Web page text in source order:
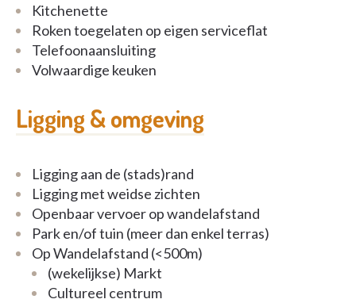
Kitchenette
Roken toegelaten op eigen serviceflat
Telefoonaansluiting
Volwaardige keuken
Ligging & omgeving
Ligging aan de (stads)rand
Ligging met weidse zichten
Openbaar vervoer op wandelafstand
Park en/of tuin (meer dan enkel terras)
Op Wandelafstand (<500m)
(wekelijkse) Markt
Cultureel centrum